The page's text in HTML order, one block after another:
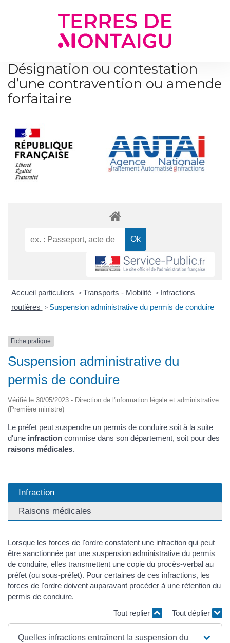
Désignation ou contestation
d’une contravention ou amende
forfaitaire
Accueil particuliers > Transports - Mobilité > Infractions
routières > Suspension administrative du permis de conduire
Fiche pratique
Suspension administrative du
permis de conduire
Vérifié le 30/05/2023 - Direction de l'information légale et administrative
(Première ministre)
Le préfet peut suspendre un permis de conduire soit à la suite
d'une infraction commise dans son département, soit pour des
raisons médicales.
Infraction
Raisons médicales
Lorsque les forces de l'ordre constatent une infraction qui peut
être sanctionnée par une suspension administrative du permis
de conduire, elles transmettent une copie du procès-verbal au
préfet (ou sous-préfet). Pour certaines de ces infractions, les
forces de l'ordre doivent auparavant procéder à une rétention du
permis de conduire.
Tout replier
Tout déplier
Quelles infractions entraînent la suspension du